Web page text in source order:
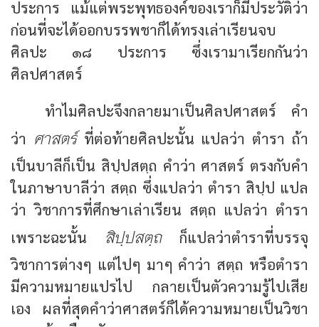
ประการ แม้แต่พระพุทธองค์ของเราก็มีประวัติว่า
ก่อนที่จะได้ออกบรรพชาก็ได้ทรงเล่าเรียนจบ
ศิลปะ ๑๘ ประการ ซึ่งเรามาเรียกกันว่า
ศิลปศาสตร์
ทำไมศิลปะจึงกลายมาเป็นศิลปศาสตร์ คำ
ว่า ศาสตร์ที่ต่อท้ายศิลปะนั้น แปลว่า ตำรา ถ้า
เป็นบาลีก็เป็น สิปฺปสตฺถ คำว่า ศาสตร์ ตรงกับคำ
ในภาษาบาลีว่า สตฺถ ซึ่งแปลว่า ตำรา สิปฺป แปล
ว่า วิชาการที่ศึกษาเล่าเรียน สตฺถ แปลว่า ตำรา
เพราะฉะนั้น สิปฺปสตฺถก็แปลว่าตำราที่บรรจุ
วิชาการต่างๆ แต่ไปๆ มาๆ คำว่า สตฺถ หรือตำรา
มีความหมายแปรไป กลายเป็นตัวความรู้ไปเสีย
เอง ผลที่สุดคำว่าศาสตร์ก็ได้ความหมายเป็นวิชา